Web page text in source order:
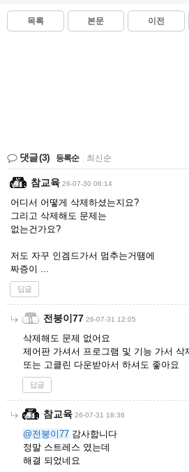
목록 본문 이전
댓글(3) 등록순 최신순
참교육 26-07-30 06:14
어디서 어떻게 삭제하셨는지요?
그리고 삭제해도 문제는
없는건가요?
저도 자꾸 인겜드가서 멈추는거땜에
짜증이 ...
답글
전붕이77 26-07-31 12:05
삭제해도 문제 없어요
제어판 가셔서 프로그램 및 기능 가서 삭
또는 고클린 다운받아서 하셔도 좋아요
답글
참교육 26-07-31 18:36
@전붕이77 감사합니다
정말 스트레스 였는데
해결 되었네요